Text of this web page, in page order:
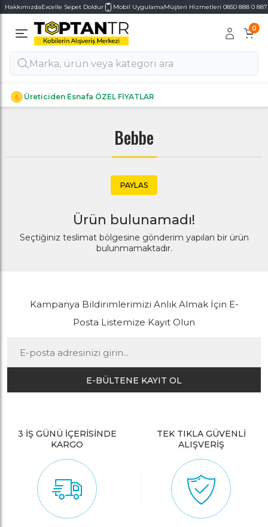
HakkımızdaExcelle Sepet Doldur Mobil UygulamaMüşteri Hizmetleri 0850 888 0 887
0
Üreticiden Esnafa ÖZEL FİYATLAR
Alt Kategoriler
Alt Kategoriler
Bebbe
PAYLAS
Ürün bulunamadı!
Seçtiğiniz teslimat bölgesine gönderim yapılan bir ürün
bulunmamaktadır.
Kampanya Bildirimlerimizi Anlık Almak İçin E-
Posta Listemize Kayıt Olun
E-BÜLTENE KAYIT OL
3 İŞ GÜNÜ İÇERİSİNDE
KARGO
TEK TIKLA GÜVENLİ
ALIŞVERİŞ